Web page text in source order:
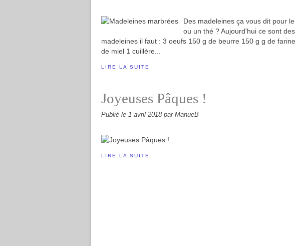
Des madeleines ça vous dit pour
ou un thé ? Aujourd'hui ce sont
madeleines il faut : 3 oeufs 150 g de beurre 150 g g de
de miel 1 cuillère...
LIRE LA SUITE
Joyeuses Pâques !
Publié le 1 avril 2018 par ManueB
LIRE LA SUITE